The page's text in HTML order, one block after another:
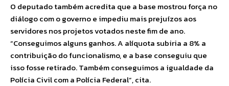
O deputado também acredita que a base mostrou força no
diálogo com o governo e impediu mais prejuízos aos
servidores nos projetos votados neste fim de ano.
“Conseguimos alguns ganhos. A alíquota subiria a 8% a
contribuição do funcionalismo, e a base conseguiu que
isso fosse retirado. Também conseguimos a igualdade da
Polícia Civil com a Polícia Federal”, cita.